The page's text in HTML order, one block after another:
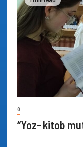
0
“Yoz- kitob